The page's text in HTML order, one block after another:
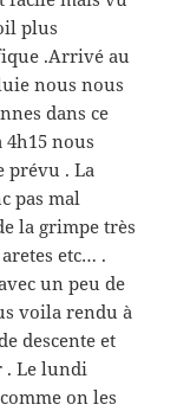
plus
.Arrivé au
nous nous
dans ce
4h15 nous
prévu . La
pas mal
la grimpe très
etc… .
un peu de
voila rendu à
descente et
. Le lundi
on les